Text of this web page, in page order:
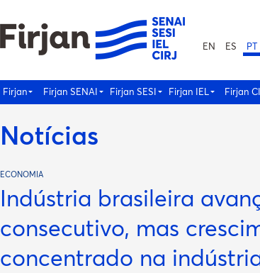
EN ES PT
Firjan Firjan SENAI Firjan SESI Firjan IEL Firjan
Notícias
ECONOMIA
Indústria brasileira
consecutivo, mas
concentrado na